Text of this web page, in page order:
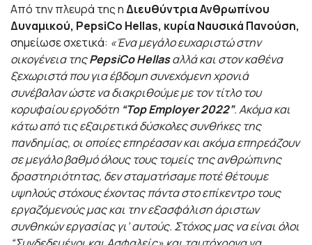
Από την πλευρά της ηΔιευθύντρια Ανθρωπίνου
Δυναμικού, PepsiCo Hellas, κυρία Ναυσικά Πανούση,
σημείωσε σχετικά: «Ένα μεγάλο ευχαριστώ στην
οικογένεια τηςPepsiCo Hellasαλλά και στον καθένα
ξεχωριστά που για έβδομη συνεχόμενη χρονιά
συνέβαλαν ώστε να διακριθούμε με τον τίτλο του
κορυφαίου εργοδότη “Top Employer 2022”. Ακόμα και
κάτω από τις εξαιρετικά δύσκολες συνθήκες της
πανδημίας, οι οποίες επηρέασαν και ακόμα επηρεάζουν
σε μεγάλο βαθμό όλους τους τομείς της ανθρώπινης
δραστηριότητας, δεν σταματήσαμε ποτέ θέτουμε
υψηλούς στόχους έχοντας πάντα στο επίκεντρο τους
εργαζόμενούς μας και την εξασφάλιση άριστων
συνθηκών εργασίας γι’ αυτούς. Στόχος μας να είναι όλοι